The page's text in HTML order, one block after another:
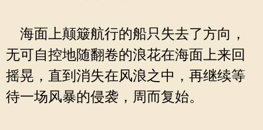
海面上颠簸航行的船只失去了方向，
无可自控地随翻卷的浪花在海面上来回
摇晃，直到消失在风浪之中，再继续等
待一场风暴的侵袭，周而复始。